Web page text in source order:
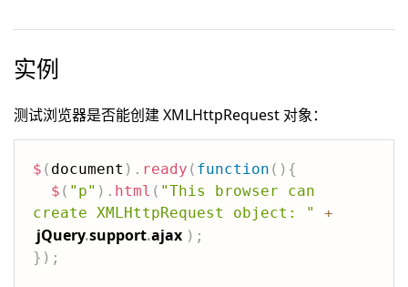
实例
测试浏览器是否能创建 XMLHttpRequest 对象：
$ ( document ) . ready ( function ( ) {
$ ( "p" ) . html ( "This browser can
create XMLHttpRequest object: "
+
jQuery.support.ajax ) ;
} ) ;